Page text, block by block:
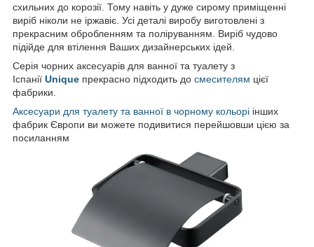
схильних до корозії. Тому навіть у дуже сирому приміщенні
виріб ніколи не іржавіє. Усі деталі виробу виготовлені з
прекрасним обробленням та поліруванням. Виріб чудово
підійде для втілення Ваших дизайнерських ідей.
Серія чорних аксесуарів для ванної та туалету з
Іспанії Unique прекрасно підходить до смесителям цієї
фабрики.
Аксесуари для туалету та ванної в чорному кольорі інших
фабрик Європи ви можете подивитися перейшовши цією за
посиланням